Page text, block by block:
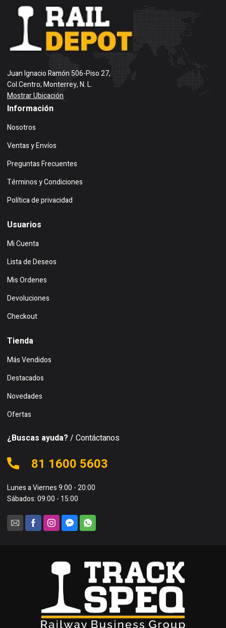
Juan Ignacio Ramón 506-Piso 27,
Col.Centro; Monterrey, N. L.
Mostrar Ubicación
Información
Nosotros
Ventas y Envíos
Preguntas Frecuentes
Términos y Condiciones
Política de privacidad
Usuarios
Mi Cuenta
Lista de Deseos
Mis Ordenes
Devoluciones
Checkout
Tienda
Más Vendidos
Destacados
Novedades
Ofertas
¿Buscas ayuda? / Contáctanos
81 1600 5603
Lunes a Viernes 9:00 - 20:00
Sábados: 09:00 - 15:00